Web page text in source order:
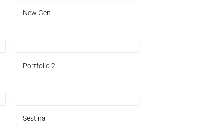
New Gen
Portfolio 2
Sestina